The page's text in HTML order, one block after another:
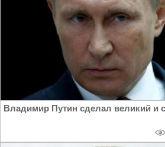
Владимир Путин сделал великий и